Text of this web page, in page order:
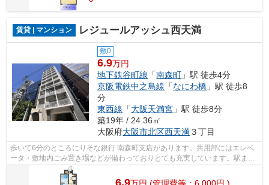
賃貸 | マンション レジュールアッシュ西天満
敷0
6.9万円
地下鉄谷町線 「南森町 」駅 徒歩4分
京阪電鉄中之島線 「なにわ橋 」駅 徒歩8
分
東西線 「大阪天満宮 」駅 徒歩8分
築19年 / 24.36㎡
大阪府大阪市北区西天満３丁目
歩いて6分のところにりそな銀行 南森町支店があります。共用部にはエレベ
ータ・敷地内ごみ置き場などが備わっておりとても充実しています。駅まで
平坦な場所に位置する物件で、自転車...
6.9